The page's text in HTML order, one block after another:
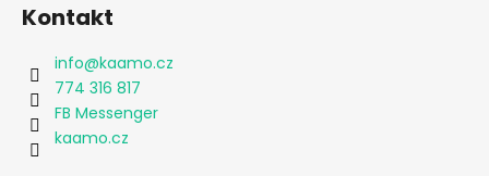
Kontakt
info@kaamo.cz
774 316 817
FB Messenger
kaamo.cz